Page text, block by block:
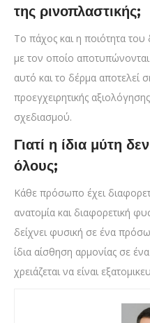
της ρινοπλαστικής;
Το πάχος και η ποιότητα
με τον οποίο αποτυπώνονται
αυτό και το δέρμα αποτελεί
προεγχειρητικής
σχεδιασμού.
Γιατί η ίδια μύτη
όλους;
Κάθε πρόσωπο έχει
ανατομία και διαφορετική
δείχνει φυσική σε ένα
ίδια αίσθηση αρμονίας σε
χρειάζεται να είναι